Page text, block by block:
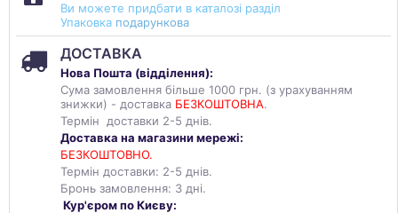
Ви можете придбати в каталозі разділ
Упаковка подарункова
ДОСТАВКА
Нова Пошта (відділення):
Сума замовлення більше 1000 грн. (з урахуванням
знижки) - доставка БЕЗКОШТОВНА.
Термін доставки 2-5 днів.
Доставка на магазини мережі:
БЕЗКОШТОВНО.
Термін доставки: 2-5 днів.
Бронь замовлення: 3 дні.
Кур'єром по Києву: